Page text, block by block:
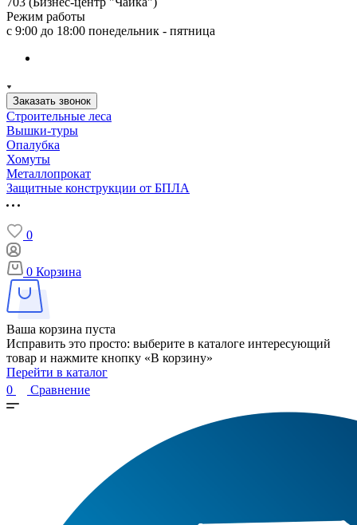
Режим работы
с 9:00 до 18:00 понедельник - пятница
Заказать звонок
Строительные леса
Вышки-туры
Опалубка
Хомуты
Металлопрокат
Защитные конструкции от БПЛА
0
0 Корзина
Ваша корзина пуста
Исправить это просто: выберите в каталоге интересующий
товар и нажмите кнопку «В корзину»
Перейти в каталог
0
Сравнение